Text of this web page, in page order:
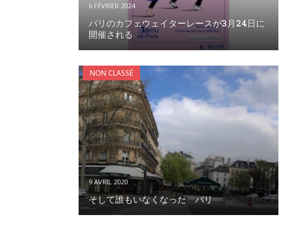
6 FÉVRIER 2024
パリのカフェウェイターレースが3月24日に
開催される
NON CLASSÉ
9 AVRIL 2020
そして誰もいなくなった パリ